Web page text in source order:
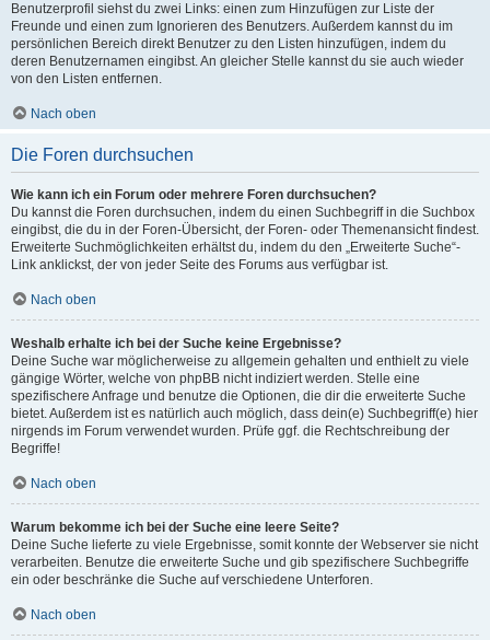
Benutzerprofil siehst du zwei Links: einen zum Hinzufügen zur Liste der
Freunde und einen zum Ignorieren des Benutzers. Außerdem kannst du im
persönlichen Bereich direkt Benutzer zu den Listen hinzufügen, indem du
deren Benutzernamen eingibst. An gleicher Stelle kannst du sie auch wieder
von den Listen entfernen.
Nach oben
Die Foren durchsuchen
Wie kann ich ein Forum oder mehrere Foren durchsuchen?
Du kannst die Foren durchsuchen, indem du einen Suchbegriff in die Suchbox
eingibst, die du in der Foren-Übersicht, der Foren- oder Themenansicht findest.
Erweiterte Suchmöglichkeiten erhältst du, indem du den „Erweiterte Suche“-
Link anklickst, der von jeder Seite des Forums aus verfügbar ist.
Nach oben
Weshalb erhalte ich bei der Suche keine Ergebnisse?
Deine Suche war möglicherweise zu allgemein gehalten und enthielt zu viele
gängige Wörter, welche von phpBB nicht indiziert werden. Stelle eine
spezifischere Anfrage und benutze die Optionen, die dir die erweiterte Suche
bietet. Außerdem ist es natürlich auch möglich, dass dein(e) Suchbegriff(e) hier
nirgends im Forum verwendet wurden. Prüfe ggf. die Rechtschreibung der
Begriffe!
Nach oben
Warum bekomme ich bei der Suche eine leere Seite?
Deine Suche lieferte zu viele Ergebnisse, somit konnte der Webserver sie nicht
verarbeiten. Benutze die erweiterte Suche und gib spezifischere Suchbegriffe
ein oder beschränke die Suche auf verschiedene Unterforen.
Nach oben